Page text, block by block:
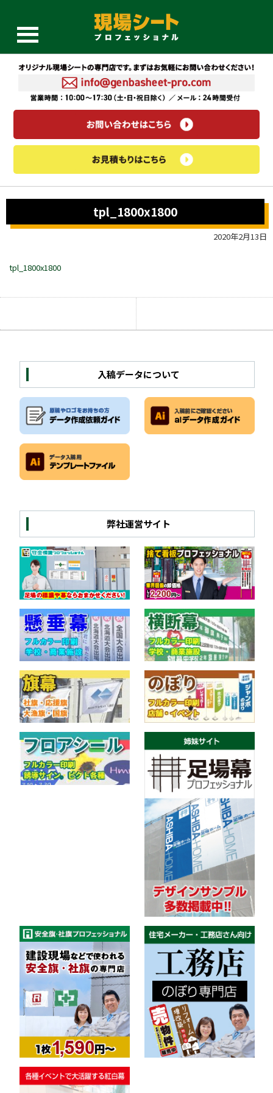
tpl_1800x1800
2020年2月13日
tpl_1800x1800
入稿データについて
弊社運営サイト